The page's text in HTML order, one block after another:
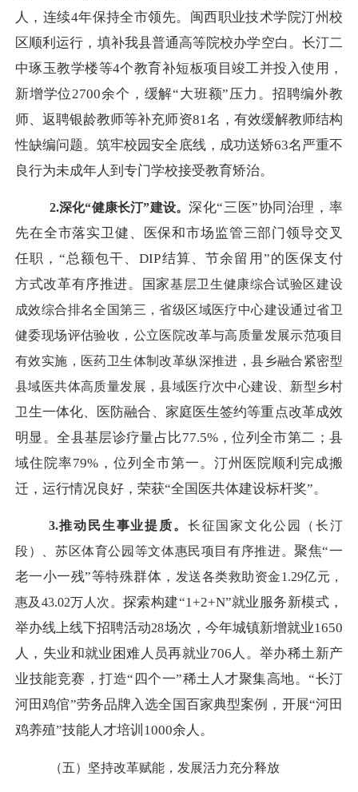
人，连续4年保持全市领先。闽西职业技术学院汀州校
区顺利运行，填补我县普通高等院校办学空白。长汀二
中琢玉教学楼等4个教育补短板项目竣工并投入使用，
新增学位2700余个，缓解“大班额”压力。招聘编外教
师、返聘银龄教师等补充师资81名，有效缓解教师结构
性缺编问题。筑牢校园安全底线，成功送矫63名严重不
良行为未成年人到专门学校接受教育矫治。
2.深化“健康长汀”建设。深化“三医”协同治理，率
先在全市落实卫健、医保和市场监管三部门领导交叉
任职，“总额包干、DIP结算、节余留用”的医保支付
方式改革有序推进。国家基层卫生健康综合试验区建设
成效综合排名全国第三，省级区域医疗中心建设通过省卫
健委现场评估验收，公立医院改革与高质量发展示范项目
有效实施，医药卫生体制改革纵深推进，县乡融合紧密型
县域医共体高质量发展，县域医疗次中心建设、新型乡村
卫生一体化、医防融合、家庭医生签约等重点改革成效
明显。全县基层诊疗量占比77.5%，位列全市第二；县
域住院率79%，位列全市第一。汀州医院顺利完成搬
迁，运行情况良好，荣获“全国医共体建设标杆奖”。
3.推动 民生事业提质。 长征国家文化公园（长汀
段）、苏区体育公园等文体惠民项目有序推进。聚焦“一
老一小一残”等特殊群体， 发送各类救助资金1.29亿元，
惠及43.02万人次。 探索构建“1+2+N”就业服务新模式，
举办线上线下招聘活动28场次，今年城镇新增就业1650
人，失业和就业困难人员再就业706人。举办稀土新产
业技能竞赛，打造“四个一”稀土人才聚集高地。“长汀
河田鸡倌”劳务品牌入选全国百家典型案例，开展“河田
鸡养殖”技能人才培训1000余人。
（五）坚持改革赋能，发展活力充分释放